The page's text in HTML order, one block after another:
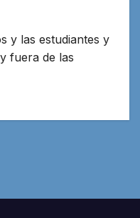
y las estudiantes y
fuera de las